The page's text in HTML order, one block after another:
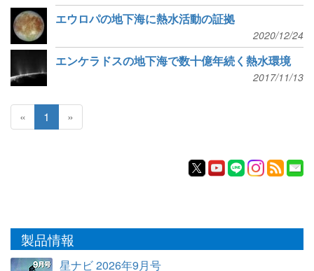
エウロパの地下海に熱水活動の証拠
2020/12/24
エンケラドスの地下海で数十億年続く熱水環境
2017/11/13
« 1 »
製品情報
星ナビ 2026年9月号